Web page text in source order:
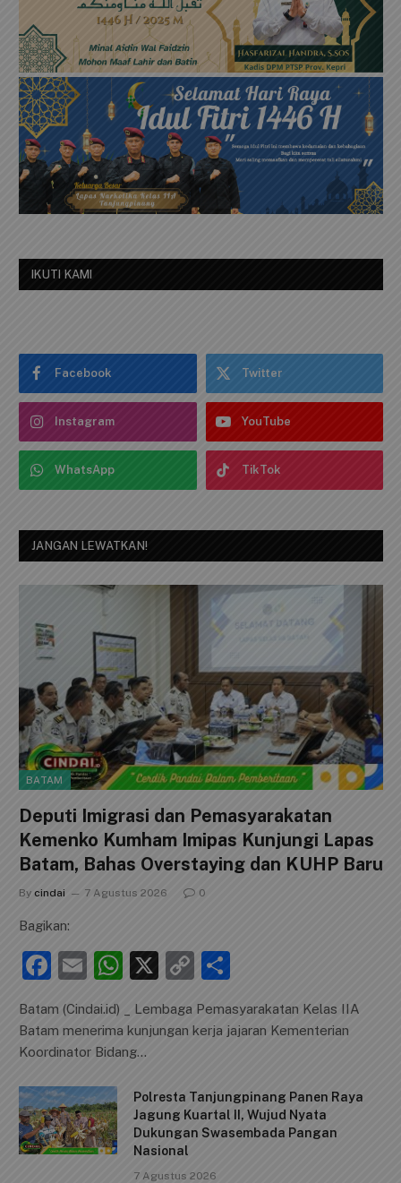
IKUTI KAMI
Facebook Twitter
Instagram YouTube
WhatsApp TikTok
JANGAN LEWATKAN!
BATAM
Deputi Imigrasi dan Pemasyarakatan
Kemenko Kumham Imipas Kunjungi Lapas
Batam, Bahas Overstaying dan KUHP Baru
By cindai 7 Agustus 2026 0
Bagikan:
F
c
e
b
o
o
k
E
ai
l
W
at
s
p
p
X
C
p
n
k
ar
Batam (Cindai.id) _ Lembaga Pemasyarakatan Kelas IIA
Batam menerima kunjungan kerja jajaran Kementerian
Koordinator Bidang…
Polresta Tanjungpinang Panen Raya
Jagung Kuartal II, Wujud Nyata
Dukungan Swasembada Pangan
Nasional
7 Agustus 2026